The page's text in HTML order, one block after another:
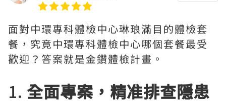
面對中環專科體檢中心琳琅滿目的體檢套
餐，究竟中環專科體檢中心哪個套餐最受
歡迎？答案就是金鑽體檢計畫。
1. 全面專案，精准排查隱患